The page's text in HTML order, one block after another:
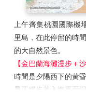
上午齊集桃園國際機
里島，在此停留的時
的大自然景色。
【金巴蘭海灘漫步＋
時間是夕陽西下的黃
是正緩步落入海平面